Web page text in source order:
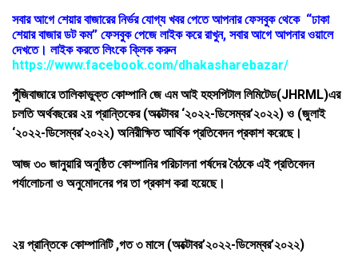
সবার আগে শেয়ার বাজারের নির্ভর যোগ্য খবর পেতে আপনার ফেসবুক থেকে “ঢাকা
শেয়ার বাজার ডট কম” ফেসবুক পেজে লাইক করে রাখুন, সবার আগে আপনার ওয়ালে
দেখতে। লাইক করতে লিংকে ক্লিক করুন
https://www.facebook.com/dhakasharebazar/
পুঁজিবাজারে তালিকাভুক্ত কোম্পানি জে এম আই হহসপিটাল লিমিটেড(JHRML)এর
চলতি অর্থবছরের ২য় প্রান্তিকের (অক্টোবর ‘২০২২-ডিসেম্বর’২০২২) ও (জুলাই
‘২০২২-ডিসেম্বর’২০২২) অনিরীক্ষিত আর্থিক প্রতিবেদন প্রকাশ করেছে।
আজ ৩০ জানুয়ারি অনুষ্ঠিত কোম্পানির পরিচালনা পর্ষদের বৈঠকে এই প্রতিবেদন
পর্যালোচনা ও অনুমোদনের পর তা প্রকাশ করা হয়েছে।
২য় প্রান্তিকে কোম্পানিটি ,গত ৩ মাসে (অক্টোবর’২০২২-ডিসেম্বর’২০২২)